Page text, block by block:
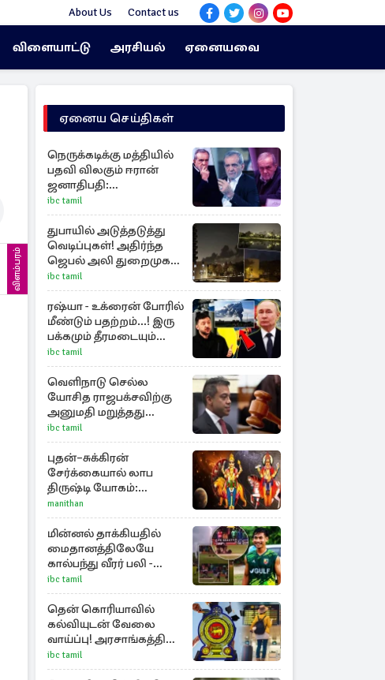
About Us Contact us
விளையாட்டு அரசியல் ஏனையவை
விளம்பரம்
ஏனைய செய்திகள்
நெருக்கடிக்கு மத்தியில்
பதவி விலகும் ஈரான்
ஜனாதிபதி:
வெளியானது
சர்ச்சையின் உண்மை
நிலை
ibc tamil
துபாயில் அடுத்தடுத்து
வெடிப்புகள்! அதிர்ந்த
ஜெபல் அலி துறைமுகம்
அருகே
ibc tamil
ரஷ்யா - உக்ரைன் போரில்
மீண்டும் பதற்றம்...! இரு
பக்கமும் தீரமடையும்
தாக்குதல்கள்
ibc tamil
வெளிநாடு செல்ல
யோசித ராஜபக்சவிற்கு
அனுமதி மறுத்தது
நீதிமன்றம்
ibc tamil
புதன்–சுக்கிரன்
சேர்க்கையால் லாப
திருஷ்டி யோகம்:
அதிர்ஷ்டம் பெறும் டாப் 3
ராசிகள்!
manithan
மின்னல் தாக்கியதில்
மைதானத்திலேயே
கால்பந்து வீரர் பலி -
அதிர்ச்சியில் ரசிகர்கள்
ibc tamil
தென் கொரியாவில்
கல்வியுடன் வேலை
வாய்ப்பு! அரசாங்கத்தின்
புதிய திட்டம்
ibc tamil